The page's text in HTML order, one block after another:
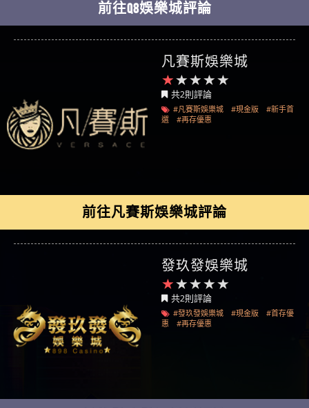
前往Q8娛樂城評論
凡賽斯娛樂城
共2則評論
#凡賽斯娛樂城 #現金版
#新手首
選
#再存優惠
前往凡賽斯娛樂城評論
發玖發娛樂城
共2則評論
#發玖發娛樂城 #現金版
#首存優
惠
#再存優惠